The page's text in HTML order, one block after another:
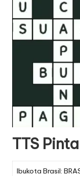
TTS
Ibukota Brasil: